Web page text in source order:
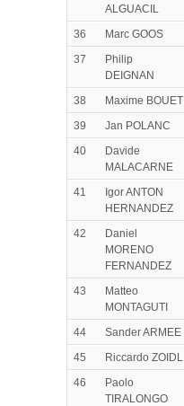
ALGUACIL
36
Marc GOOS
37
Philip
DEIGNAN
38 Maxime BOUET
39
Jan POLANC
40
Davide
MALACARNE
41
Igor ANTON
HERNANDEZ
42
Daniel
MORENO
FERNANDEZ
43
Matteo
MONTAGUTI
44 Sander ARMEE
45
Riccardo ZOIDL
46
Paolo
TIRALONGO